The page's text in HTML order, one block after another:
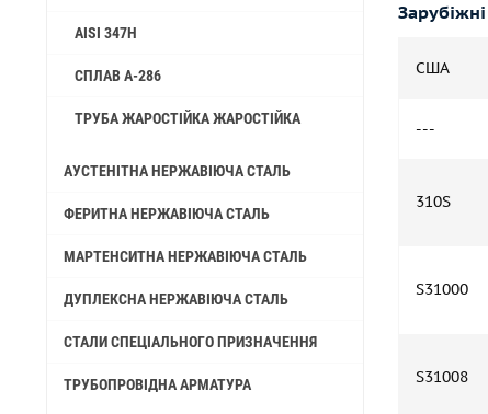
AISI 347H
СПЛАВ A-286
ТРУБА ЖАРОСТІЙКА ЖАРОСТІЙКА
АУСТЕНІТНА НЕРЖАВІЮЧА СТАЛЬ
ФЕРИТНА НЕРЖАВІЮЧА СТАЛЬ
МАРТЕНСИТНА НЕРЖАВІЮЧА СТАЛЬ
ДУПЛЕКСНА НЕРЖАВІЮЧА СТАЛЬ
СТАЛИ СПЕЦІАЛЬНОГО ПРИЗНАЧЕННЯ
ТРУБОПРОВІДНА АРМАТУРА
Зарубіжні
США
---
310S
S31000
S31008